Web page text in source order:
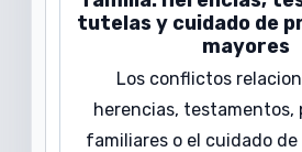
tutelas y cuidado de
mayores
Los conflictos
herencias, testamentos,
familiares o el cuidado